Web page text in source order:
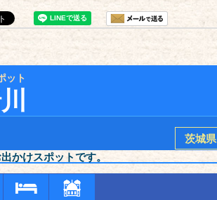
ット
茨城県
かけスポットです。